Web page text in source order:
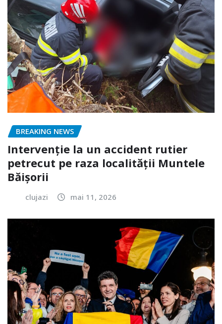
BREAKING NEWS
Intervenție la un accident rutier
petrecut pe raza localității Muntele
Băișorii
clujazi mai 11, 2026